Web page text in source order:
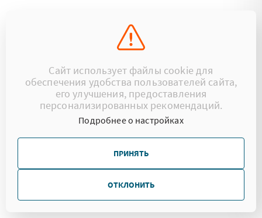
Сайт использует файлы cookie для
обеспечения удобства пользователей сайта,
его улучшения, предоставления
персонализированных рекомендаций.
Подробнее о настройках
ПРИНЯТЬ
ОТКЛОНИТЬ